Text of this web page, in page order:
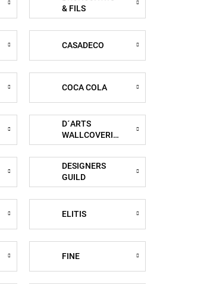
& FILS
CASADECO
COCA COLA
D´ARTS
WALLCOVERING
DESIGNERS
GUILD
ELITIS
FINE